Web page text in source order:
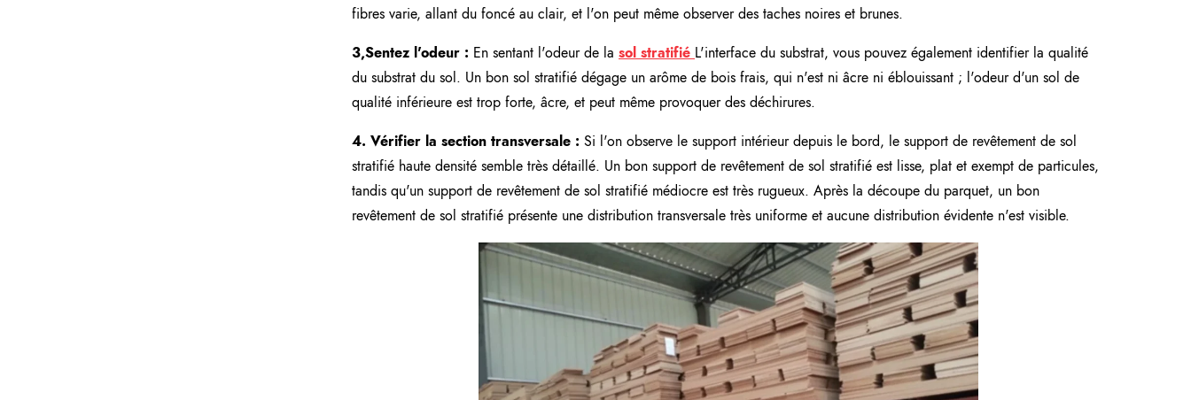
fibres varie, allant du foncé au clair, et l'on peut même observer des taches noires et brunes.
3,Sentez l'odeur : En sentant l'odeur de la sol stratifié L'interface du substrat, vous pouvez également identifier la qualité
du substrat du sol. Un bon sol stratifié dégage un arôme de bois frais, qui n'est ni âcre ni éblouissant ; l'odeur d'un sol de
qualité inférieure est trop forte, âcre, et peut même provoquer des déchirures.
4. Vérifier la section transversale : Si l'on observe le support intérieur depuis le bord, le support de revêtement de sol
stratifié haute densité semble très détaillé. Un bon support de revêtement de sol stratifié est lisse, plat et exempt de particules,
tandis qu'un support de revêtement de sol stratifié médiocre est très rugueux. Après la découpe du parquet, un bon
revêtement de sol stratifié présente une distribution transversale très uniforme et aucune distribution évidente n'est visible.